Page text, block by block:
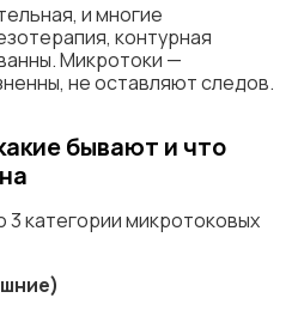
и многие
контурная
Микротоки —
не оставляют следов.
бывают и что
категории микротоковых